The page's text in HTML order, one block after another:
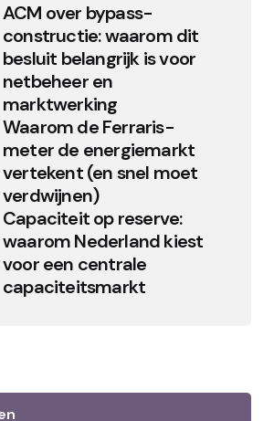
ACM over bypass-
constructie: waarom dit
besluit belangrijk is voor
netbeheer en
marktwerking
Waarom de Ferraris-
meter de energiemarkt
vertekent (en snel moet
verdwijnen)
Capaciteit op reserve:
waarom Nederland kiest
voor een centrale
capaciteitsmarkt